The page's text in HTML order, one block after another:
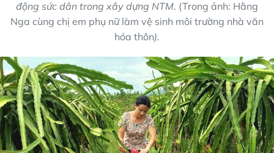
động sức dân trong xây dựng NTM. (Trong ảnh: Hằng
Nga cùng chị em phụ nữ làm vệ sinh môi trường nhà văn
hóa thôn).